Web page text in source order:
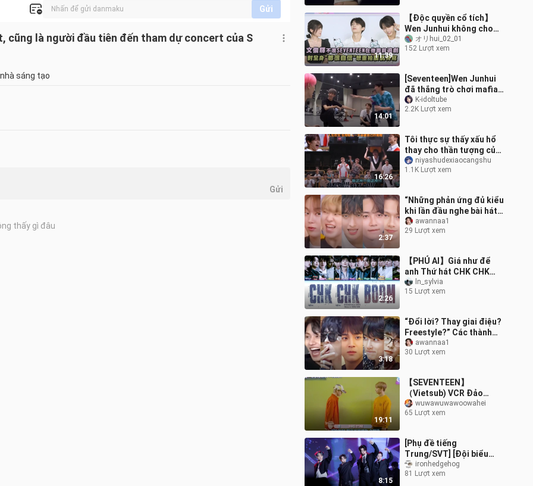
Gửi
cũng là người đầu tiên đến tham dự concert của S
sáng tạo
11:39
【Độc quyền cổ tích】
Wen Junhui không cho
SEVENTEEN xem phim
trước mặt anh, tự tin
オリhui_02_01
152 Lượt xem
14:01
[Seventeen]Wen Junhui
đã thắng trò chơi mafia
mà không nói một lời nào
hahaha~
K-idoltube
2.2K Lượt xem
16:26
Tôi thực sự thấy xấu hổ
thay cho thần tượng của
mình (rất nhiều thành
viên SEVENTEEN muốn
niyashudexiaocangshu
1.1K Lượt xem
2:37
“Những phản ứng đủ kiểu
khi lần đầu nghe bài hát
mới” – Buổi livestream
comeback mới nhất của
awannaa1
29 Lượt xem
2:26
【PHỦ AI】Giá như để
anh Thứ hát CHK CHK
BOOM...
ln_sylvia
15 Lượt xem
3:18
“Đổi lời? Thay giai điệu?
Freestyle?” Các thành
viên tái thể hiện sáu bản
hit bất hủ! Wen Junhui,
awannaa1
30 Lượt xem
19:11
【SEVENTEEN】
（Vietsub) VCR Đảo
Carat 2018 – Kịch tình
huống (Tiểu kịch trường)
wuwawuwawoowahei
65 Lượt xem
8:15
[Phụ đề tiếng
Trung/SVT] [Đội biểu
diễn] Tôi không hiểu
nhưng tôi yêu bạn Sân
ironhedgehog
81 Lượt xem
Gửi
thấy gì đâu